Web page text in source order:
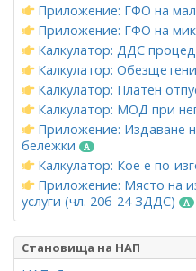
Приложение: ГФО на
Приложение: ГФО на
Калкулатор: ДДС
Калкулатор:
Калкулатор: Платен
Калкулатор: МОД при
Приложение: Издаване
бележки
Калкулатор: Кое е по-
Приложение: Място на
услуги (чл. 20б-24 ЗДДС)
Становища на НАП